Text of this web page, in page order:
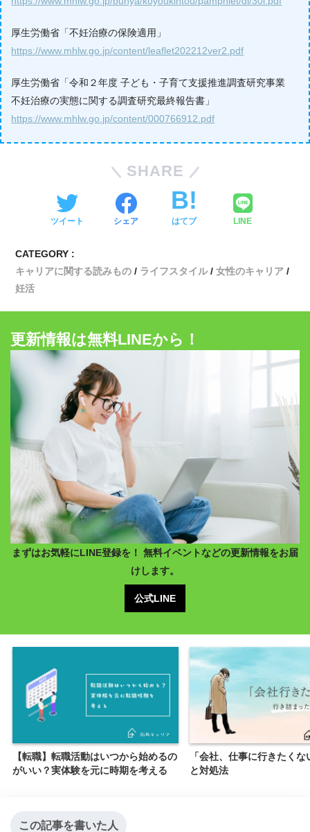
厚生労働省「不妊治療の保険適用」
https://www.mhlw.go.jp/content/leaflet202212ver2.pdf
厚生労働省「令和２年度 子ども・子育て支援推進調査研究事業
不妊治療の実態に関する調査研究最終報告書」
https://www.mhlw.go.jp/content/000766912.pdf
SHARE
ツイート シェア はてブ LINE
CATEGORY :
キャリアに関する読みもの
ライフスタイル
女性のキャリア
妊活
更新情報は無料LINEから！
まずはお気軽にLINE登録を！ 無料イベントなどの更新情報をお届
けします。
公式LINE
【転職】転職活動はいつから始めるの
がいい？実体験を元に時期を考える
「会社、仕事に行きたくな
と対処法
この記事を書いた人